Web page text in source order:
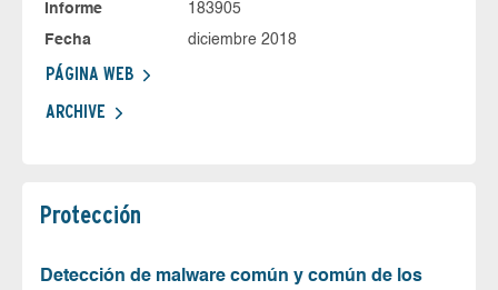
Informe
183905
Fecha
diciembre 2018
PÁGINA WEB
ARCHIVE
Protección
Detección de malware común y común de los